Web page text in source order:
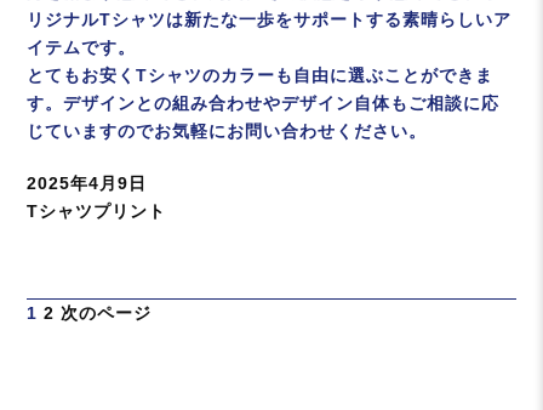
リジナルTシャツは新たな一歩をサポートする素晴らしいア
イテムです。
とてもお安くTシャツのカラーも自由に選ぶことができま
す。デザインとの組み合わせやデザイン自体もご相談に応
じていますのでお気軽にお問い合わせください。
投
稿
2025年4月9日
カ
ー
Tシャツプリント
投
ペ
1 ペ
2 次のページ